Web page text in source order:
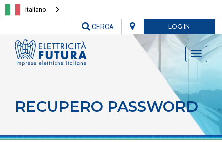
Italiano
LOG IN
CERCA
Toggle
RECUPERO PASSWORD